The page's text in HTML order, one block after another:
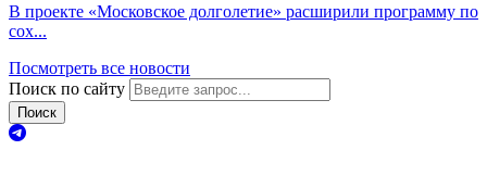
В проекте «Московское долголетие» расширили программу по
сох...
Посмотреть все новости
Поиск по сайту
Поиск